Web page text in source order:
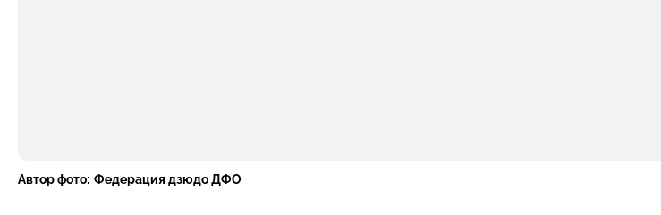
Автор фото: Федерация дзюдо ДФО